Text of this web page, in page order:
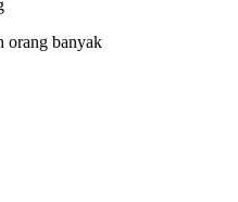
orang banyak